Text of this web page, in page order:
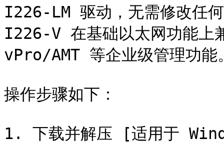
I226-LM 驱动，无需修改任
I226-V 在基础以太网功能
vPro/AMT 等企业级管理功能
操作步骤如下：
1. 下载并解压 [适用于